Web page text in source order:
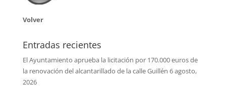
Volver
Entradas recientes
El Ayuntamiento aprueba la licitación por 170.000 euros de
la renovación del alcantarillado de la calle Guillén 6 agosto,
2026